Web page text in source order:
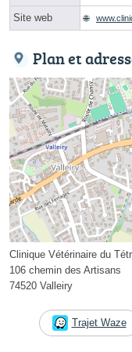
Site web
Plan et
Clinique Vétérinaire du
106 chemin des Artisans
74520 Valleiry
Trajet Waze